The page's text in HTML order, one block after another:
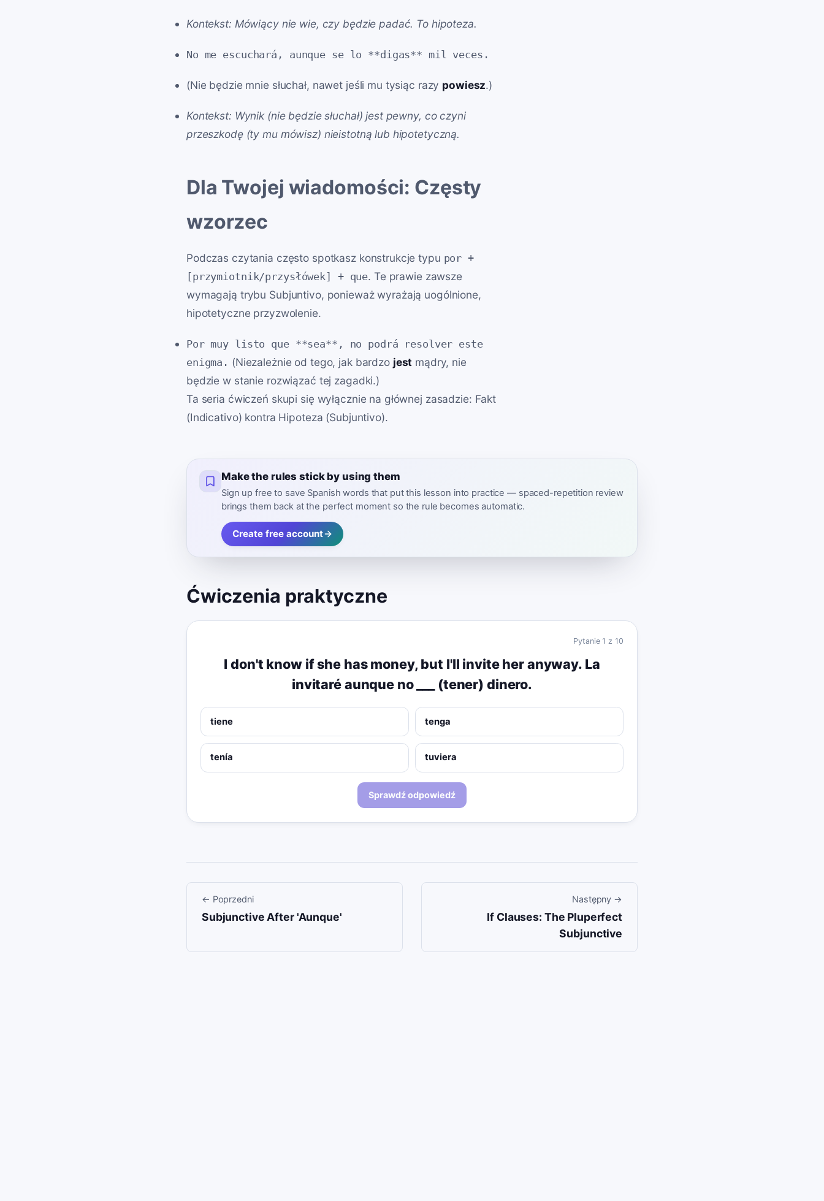
Kontekst: Mówiący nie wie, czy będzie padać. To hipoteza.
No me escuchará, aunque se lo **digas** mil veces.
(Nie będzie mnie słuchał, nawet jeśli mu tysiąc razy powiesz.)
Kontekst: Wynik (nie będzie słuchał) jest pewny, co czyni
przeszkodę (ty mu mówisz) nieistotną lub hipotetyczną.
Dla Twojej wiadomości: Częsty
wzorzec
Podczas czytania często spotkasz konstrukcje typu por +
[przymiotnik/przysłówek] + que. Te prawie zawsze
wymagają trybu Subjuntivo, ponieważ wyrażają uogólnione,
hipotetyczne przyzwolenie.
Por muy listo que **sea**, no podrá resolver este
enigma. (Niezależnie od tego, jak bardzo jest mądry, nie
będzie w stanie rozwiązać tej zagadki.)
Ta seria ćwiczeń skupi się wyłącznie na głównej zasadzie: Fakt
(Indicativo) kontra Hipoteza (Subjuntivo).
Make the rules stick by using them
Sign up free to save Spanish words that put this lesson into practice — spaced-repetition review
brings them back at the perfect moment so the rule becomes automatic.
Create free account
Ćwiczenia praktyczne
Pytanie 1 z 10
I don't know if she has money, but I'll invite her anyway. La
invitaré aunque no ___ (tener) dinero.
tiene tenga
tenía tuviera
Sprawdź odpowiedź
← Poprzedni
Subjunctive After 'Aunque'
Następny →
If Clauses: The Pluperfect
Subjunctive